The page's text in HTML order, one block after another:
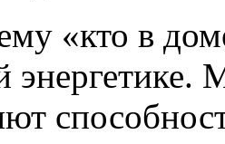
«кто в